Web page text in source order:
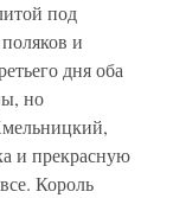
под
и
дня оба
но
и прекрасную
Король